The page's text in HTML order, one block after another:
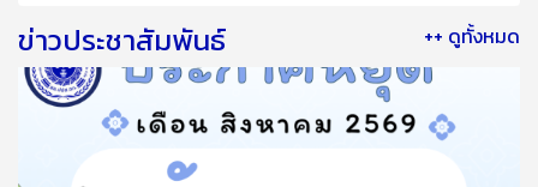
ข่าวประชาสัมพันธ์ ++ ดูทั้งหมด